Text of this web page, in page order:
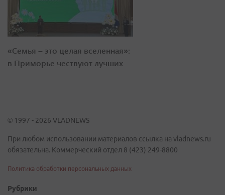
«Семья – это целая вселенная»:
в Приморье чествуют лучших
© 1997 - 2026 VLADNEWS
При любом использовании материалов ссылка на vladnews.ru
обязательна. Коммерческий отдел 8 (423) 249-8800
Политика обработки персональных данных
Рубрики